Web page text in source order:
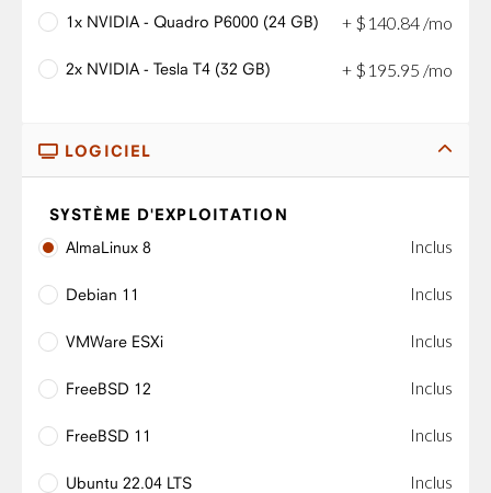
1x NVIDIA - Quadro P6000 (24 GB) + $ 140.84 /mo
2x NVIDIA - Tesla T4 (32 GB) + $ 195 95 /mo
LOGICIEL
SYSTÈME D'EXPLOITATION
AlmaLinux 8
Inclus
Debian 11 Inclus
VMWare ESXi Inclus
FreeBSD 12 Inclus
FreeBSD 11 Inclus
Ubuntu 22.04 LTS Inclus